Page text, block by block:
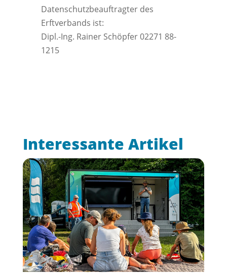
Datenschutzbeauftragter des
Erftverbands ist:
Dipl.-Ing. Rainer Schöpfer 02271 88-
1215
Interessante Artikel